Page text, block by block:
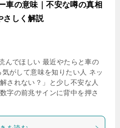
車の意味｜不安な噂の真相
さしく解説
んでほしい 最近やたらと車の
がして意味を知りたい人 ネッ
されない？」と少し不安な人
字の前兆サインに背中を押さ